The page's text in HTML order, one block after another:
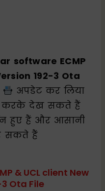
software ECMP
192-3 Ota
अपडेट कर लिया
करके देख सकते हैं
हुए हैं और आसानी
सकते हैं
& UCL client New
Ota File